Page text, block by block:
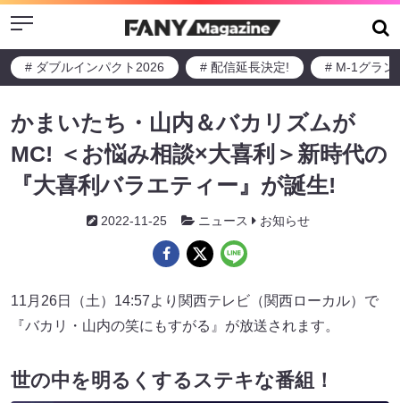
Menu
# ダブルインパクト2026 # 配信延長決定! # M-1グラン
かまいたち・山内＆バカリズムが
MC! ＜お悩み相談×大喜利＞新時代の
『大喜利バラエティー』が誕生!
2022-11-25 ニュース お知らせ
11月26日（土）14:57より関西テレビ（関西ローカル）で
『バカリ・山内の笑にもすがる』が放送されます。
世の中を明るくするステキな番組！